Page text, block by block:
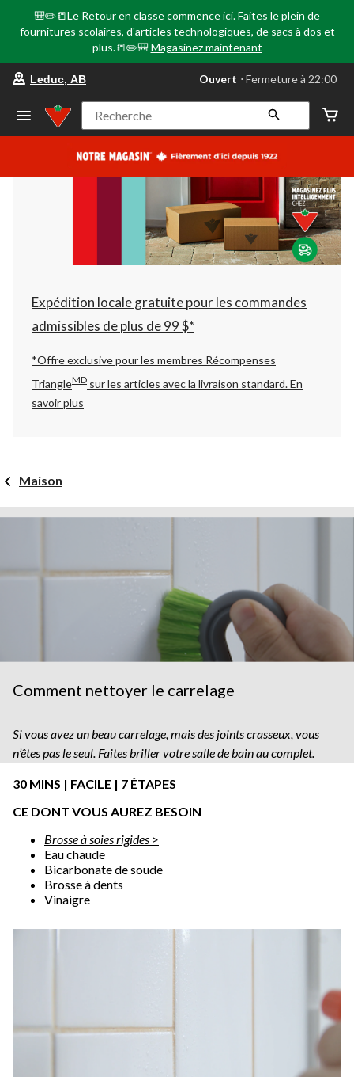
🎒✏️📒Le Retour en classe commence ici. Faites le plein de
fournitures scolaires, d'articles technologiques, de sacs à dos et
plus.📒✏️🎒 Magasinez maintenant
votre
préféré
Leduc,
AB,
courament
Fermeture
à
22:00
cliquer
pour
changer
Leduc, AB Ouvert ⋅ Fermeture à 22:00
Recherche
Expédition locale gratuite pour les commandes
admissibles de plus de 99 $*
*Offre exclusive pour les membres Récompenses
TriangleMD sur les articles avec la livraison standard.En
savoir plus
Maison
Comment nettoyer le carrelage
Si vous avez un beau carrelage, mais des joints crasseux, vous
n’êtes pas le seul. Faites briller votre salle de bain au complet.
30 MINS | FACILE | 7 ÉTAPES
CE DONT VOUS AUREZ BESOIN
Brosse à soies rigides >
Eau chaude
Bicarbonate de soude
Brosse à dents
Vinaigre